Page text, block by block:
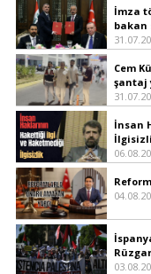
İmza
bakan
Cem
şantaj
İnsan